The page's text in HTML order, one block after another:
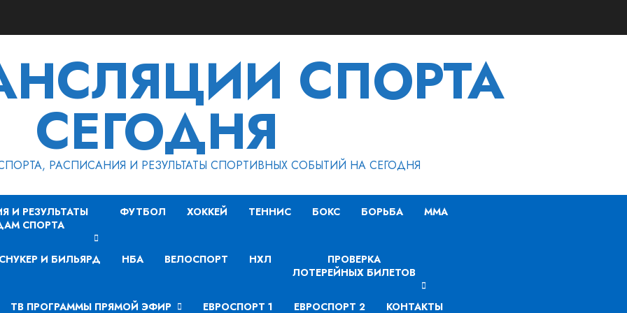
СПОРТА
СЕГОДНЯ
РАСПИСАНИЯ И РЕЗУЛЬТАТЫ СПОРТИВНЫХ СОБЫТИЙ НА СЕГОДНЯ
И РЕЗУЛЬТАТЫ
СПОРТА
ФУТБОЛ ХОККЕЙ ТЕННИС БОКС БОРЬБА MMA
СНУКЕР И БИЛЬЯРД НБА ВЕЛОСПОРТ НХЛ
ПРОВЕРКА
ЛОТЕРЕЙНЫХ БИЛЕТОВ
ТВ ПРОГРАММЫ ПРЯМОЙ ЭФИР ЕВРОСПОРТ 1 ЕВРОСПОРТ 2 КОНТАКТЫ